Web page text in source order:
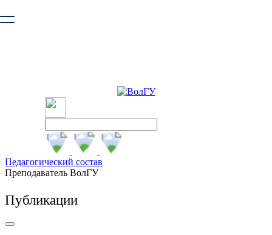
безопасную работу с сайтом. Пожалуйста
Педагогический состав
Преподаватель ВолГУ
Публикации